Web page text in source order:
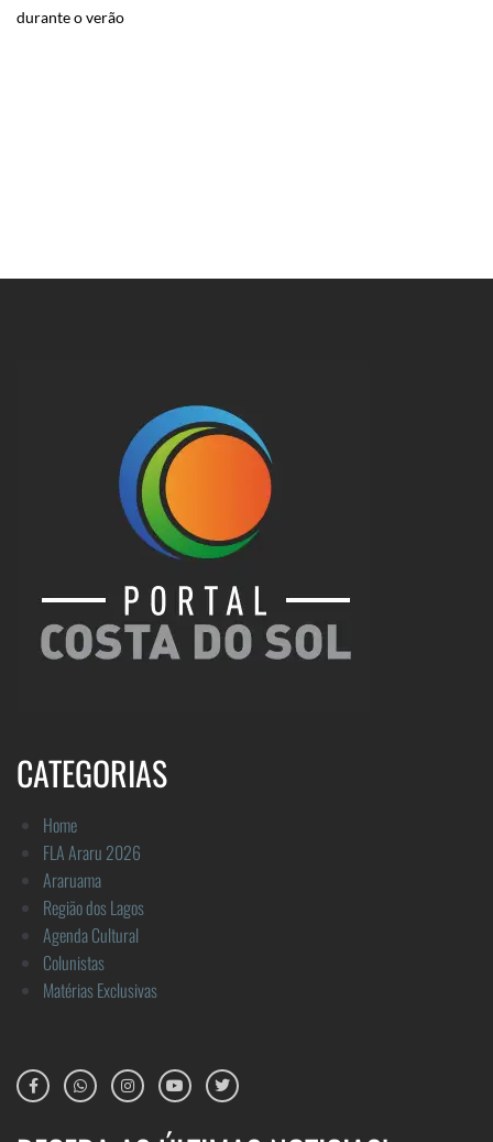
durante o verão
CATEGORIAS
Home
FLA Araru 2026
Araruama
Região dos Lagos
Agenda Cultural
Colunistas
Matérias Exclusivas